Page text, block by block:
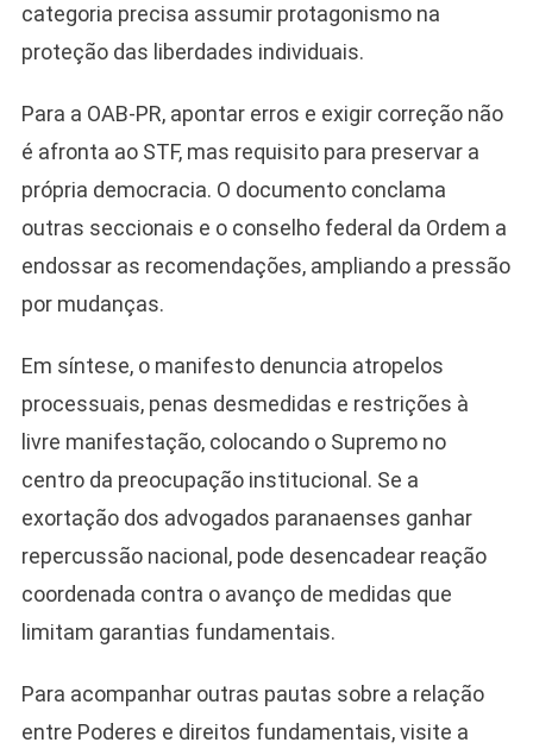
categoria precisa assumir protagonismo na
proteção das liberdades individuais.
Para a OAB-PR, apontar erros e exigir correção não
é afronta ao STF, mas requisito para preservar a
própria democracia. O documento conclama
outras seccionais e o conselho federal da Ordem a
endossar as recomendações, ampliando a pressão
por mudanças.
Em síntese, o manifesto denuncia atropelos
processuais, penas desmedidas e restrições à
livre manifestação, colocando o Supremo no
centro da preocupação institucional. Se a
exortação dos advogados paranaenses ganhar
repercussão nacional, pode desencadear reação
coordenada contra o avanço de medidas que
limitam garantias fundamentais.
Para acompanhar outras pautas sobre a relação
entre Poderes e direitos fundamentais, visite a